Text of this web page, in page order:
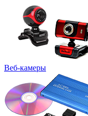
Веб-камеры